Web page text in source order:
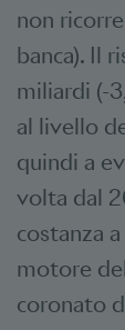
non
banca). Il
miliardi (-
al livello
quindi a
volta dal
costanza
motore
coronato